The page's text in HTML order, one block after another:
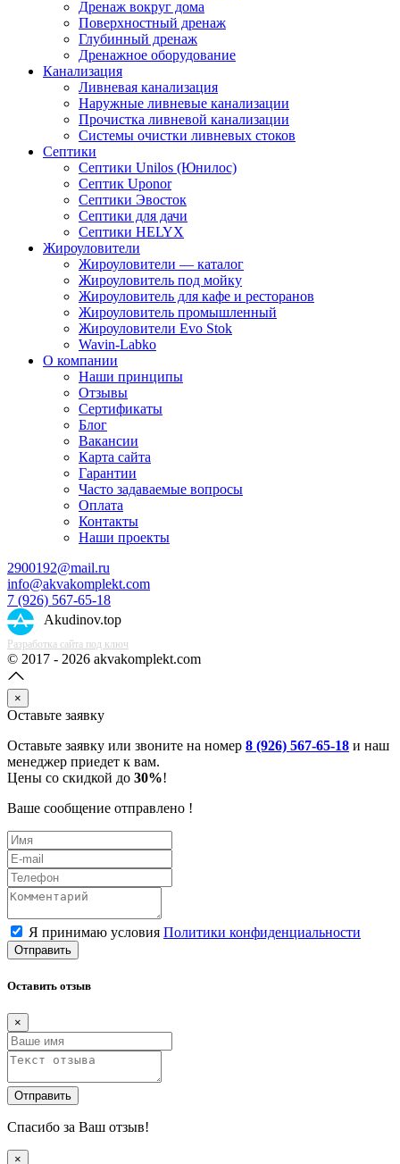
Дренаж вокруг дома
Поверхностный дренаж
Глубинный дренаж
Дренажное оборудование
Канализация
Ливневая канализация
Наружные ливневые канализации
Прочистка ливневой канализации
Системы очистки ливневых стоков
Септики
Септики Unilos (Юнилос)
Септик Uponor
Септики Эвосток
Септики для дачи
Септики HELYX
Жироуловители
Жироуловители — каталог
Жироуловитель под мойку
Жироуловитель для кафе и ресторанов
Жироуловитель промышленный
Жироуловители Evo Stok
Wavin-Labko
О компании
Наши принципы
Отзывы
Сертификаты
Блог
Вакансии
Карта сайта
Гарантии
Часто задаваемые вопросы
Оплата
Контакты
Наши проекты
2900192@mail.ru
info@akvakomplekt.com
7 (926) 567-65-18
Akudinov.top
Разработка сайта под ключ
© 2017 - 2026 akvakomplekt.com
×
Оставьте заявку
Оставьте заявку или звоните на номер 8 (926) 567-65-18 и наш
менеджер приедет к вам.
Цены со скидкой до 30%!
Ваше сообщение отправлено !
Я принимаю условия Политики конфиденциальности
Отправить
Оставить отзыв
×
Отправить
Спасибо за Ваш отзыв!
×